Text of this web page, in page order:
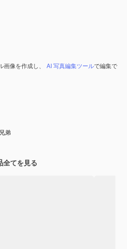
像を作成し、 AI 写真編集ツールで編集で
弟
全てを見る